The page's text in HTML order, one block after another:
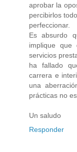
aprobar la
percibirlos
perfeccionar.
Es absurdo
implique
servicios
ha fallado
carrera e
una
prácticas no
Un saludo
Responder